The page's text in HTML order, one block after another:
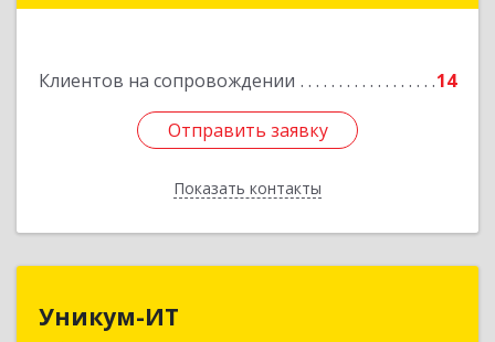
Клиентов на сопровождении 14
Отправить заявку
Показать контакты
Подробнее
Отправить заявку
Назад
Уникум-ИТ